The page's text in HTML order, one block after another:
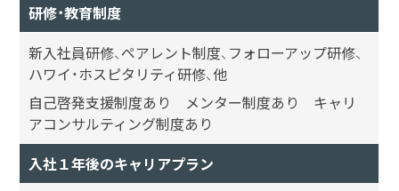
研修・教育制度
新入社員研修、ペアレント制度、フォローアップ研修、
ハワイ・ホスピタリティ研修、他
自己啓発支援制度あり メンター制度あり キャリ
アコンサルティング制度あり
入社１年後のキャリアプラン